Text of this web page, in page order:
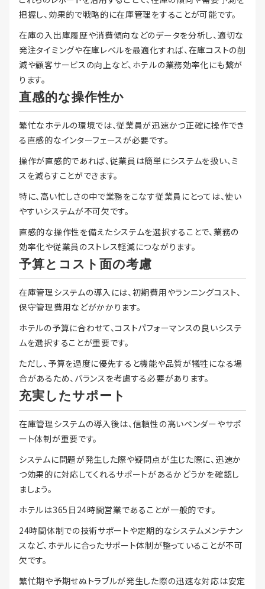
把握し、効果的で戦略的に在庫管理をすることが可能です。
在庫の入出庫履歴や消費傾向などのデータを分析し、適切な
発注タイミングや在庫レベルを最適化すれば、在庫コストの削
減や顧客サービスの向上など、ホテルの業務効率化にも繋が
ります。
直感的な操作性か
繁忙なホテルの環境では、従業員が迅速かつ正確に操作でき
る直感的なインターフェースが必要です。
操作が直感的であれば、従業員は簡単にシステムを扱い、ミ
スを減らすことができます。
特に、高い忙しさの中で業務をこなす従業員にとっては、使い
やすいシステムが不可欠です。
直感的な操作性を備えたシステムを選択することで、業務の
効率化や従業員のストレス軽減につながります。
予算とコスト面の考慮
在庫管理システムの導入には、初期費用やランニングコスト、
保守管理費用などがかかります。
ホテルの予算に合わせて、コストパフォーマンスの良いシステ
ムを選択することが重要です。
ただし、予算を過度に優先すると機能や品質が犠牲になる場
合があるため、バランスを考慮する必要があります。
充実したサポート
在庫管理システムの導入後は、信頼性の高いベンダーやサポ
ート体制が重要です。
システムに問題が発生した際や疑問点が生じた際に、迅速か
つ効果的に対応してくれるサポートがあるかどうかを確認し
ましょう。
ホテルは365日24時間営業であることが一般的です。
24時間体制での技術サポートや定期的なシステムメンテナン
スなど、ホテルに合ったサポート体制が整っていることが不可
欠です。
繁忙期や予期せぬトラブルが発生した際の迅速な対応は安定